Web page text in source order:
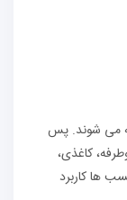
می‌ شوند. پس
کاغذی،
ها کاربرد